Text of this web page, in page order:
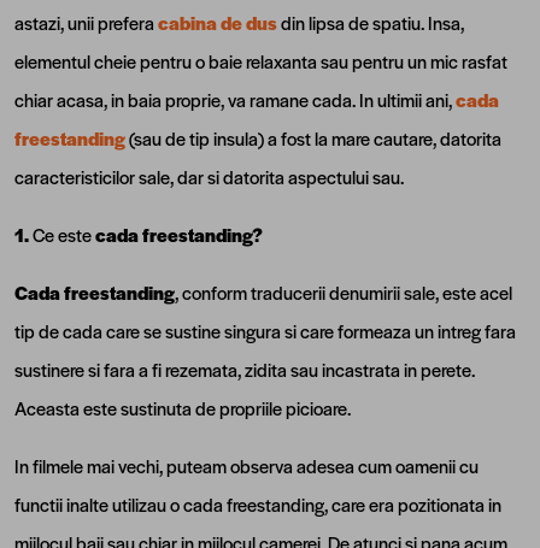
astazi, unii preferacabina de dusdin lipsa de spatiu. Insa,
elementul cheie pentru o baie relaxanta sau pentru un mic rasfat
chiar acasa, in baia proprie, va ramane cada. In ultimii ani,cada
freestanding(sau de tip insula) a fost la mare cautare, datorita
caracteristicilor sale, dar si datorita aspectului sau.
1.Ce estecada freestanding?
Cada freestanding, conform traducerii denumirii sale, este acel
tip de cada care se sustine singura si care formeaza un intreg fara
sustinere si fara a fi rezemata, zidita sau incastrata in perete.
Aceasta este sustinuta de propriile picioare.
In filmele mai vechi, puteam observa adesea cum oamenii cu
functii inalte utilizau o cada freestanding, care era pozitionata in